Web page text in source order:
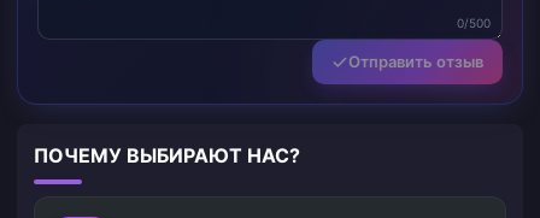
0/500
Отправить отзыв
ПОЧЕМУ ВЫБИРАЮТ НАС?